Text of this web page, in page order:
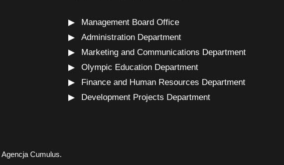
Management Board Office
Administration Department
Marketing and Communications Department
Olympic Education Department
Finance and Human Resources Department
Development Projects Department
Agencja Cumulus.